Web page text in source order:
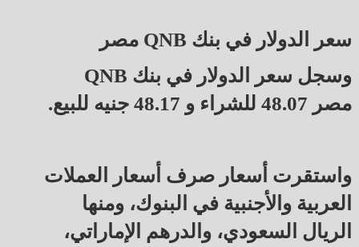
سعر الدولار في بنك QNB مصر
وسجل سعر الدولار في بنك QNB
مصر 48.07 للشراء و 48.17 جنيه للبيع.
واستقرت أسعار صرف أسعار العملات
العربية والأجنبية في البنوك، ومنها
الريال السعودي، والدرهم الإماراتي،